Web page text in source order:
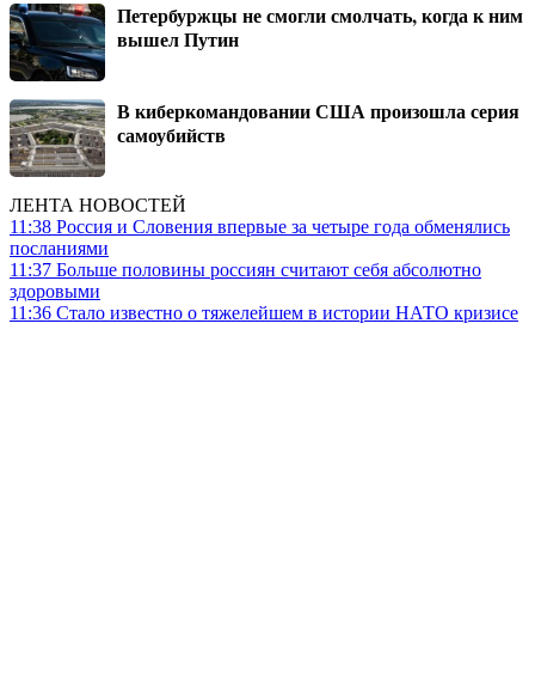
Петербуржцы не смогли смолчать, когда к ним
вышел Путин
В киберкомандовании США произошла серия
самоубийств
ЛЕНТА НОВОСТЕЙ
11:38 Россия и Словения впервые за четыре года обменялись
посланиями
11:37 Больше половины россиян считают себя абсолютно
здоровыми
11:36 Стало известно о тяжелейшем в истории НАТО кризисе